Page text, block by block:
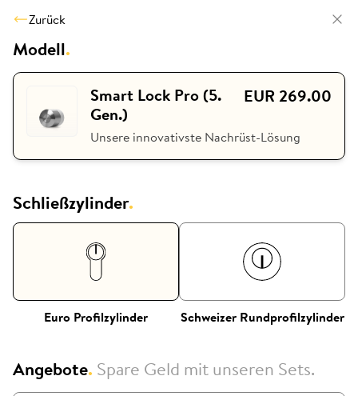
Zurück
Modell.
Smart Lock Pro (5.
Gen.)
EUR 269.00
Unsere innovativste Nachrüst-Lösung
Schließzylinder.
Euro Profilzylinder Schweizer Rundprofilzylinder
Angebote. Spare Geld mit unseren Sets.